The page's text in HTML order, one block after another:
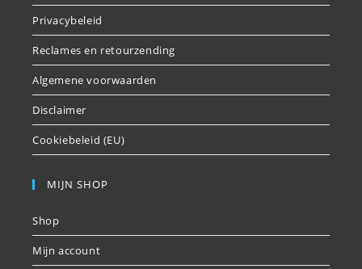
Privacybeleid
Reclames en retourzending
Algemene voorwaarden
Disclaimer
Cookiebeleid (EU)
MIJN SHOP
Shop
Mijn account